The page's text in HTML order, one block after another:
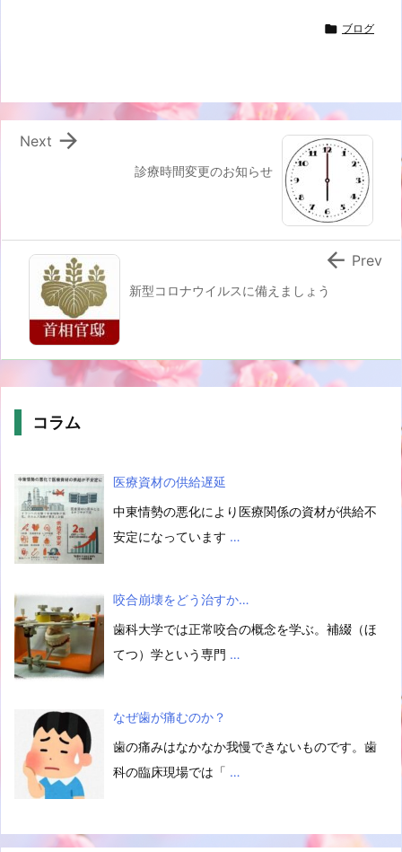
 ブログ
診療時間変更のお知らせ

Next
新型コロナウイルスに備えましょう
 Prev
コラム
医療資材の供給遅延
中東情勢の悪化により医療関係の資材が供給不
安定になっています …
咬合崩壊をどう治すか…
歯科大学では正常咬合の概念を学ぶ。補綴（ほ
てつ）学という専門 …
なぜ歯が痛むのか？
歯の痛みはなかなか我慢できないものです。歯
科の臨床現場では「 …